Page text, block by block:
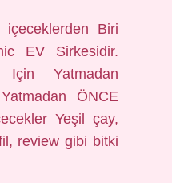
Biri
EV Sirkesidir.
Için Yatmadan
ÖNCE
Yeşil çay,
review gibi bitki